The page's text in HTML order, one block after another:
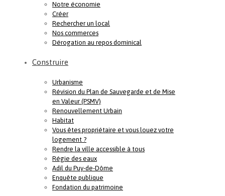
Notre économie
Créer
Rechercher un local
Nos commerces
Dérogation au repos dominical
Construire
Urbanisme
Révision du Plan de Sauvegarde et de Mise
en Valeur (PSMV)
Renouvellement Urbain
Habitat
Vous êtes propriétaire et vous louez votre
logement ?
Rendre la ville accessible à tous
Régie des eaux
Adil du Puy-de-Dôme
Enquête publique
Fondation du patrimoine